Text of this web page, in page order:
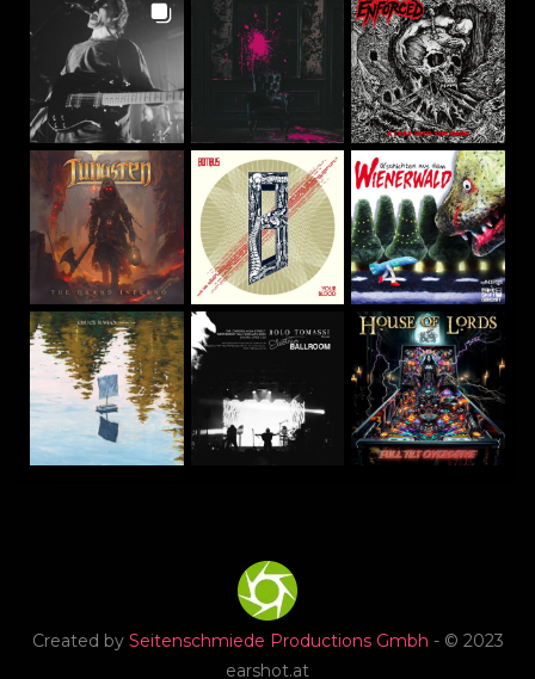
Created by Seitenschmiede Productions Gmbh - © 2023
earshot.at